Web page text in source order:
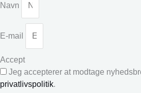
Navn
E-mail
Accept
Jeg accepterer at modtage
privatlivspolitik.